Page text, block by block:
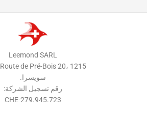
Leemond SARL
Route de Pré-Bois 20، 1215 جنيف،
سويسرا.
رقم تسجيل الشركة:
CHE-279.945.723